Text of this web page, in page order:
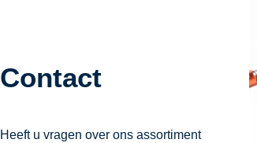
Contact
Heeft u vragen over ons assortiment